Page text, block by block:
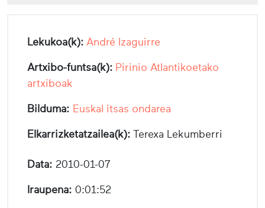
Lekukoa(k): André Izaguirre
Artxibo-funtsa(k): Pirinio Atlantikoetako
artxiboak
Bilduma: Euskal itsas ondarea
Elkarrizketatzailea(k): Terexa Lekumberri
Data: 2010-01-07
Iraupena: 0:01:52